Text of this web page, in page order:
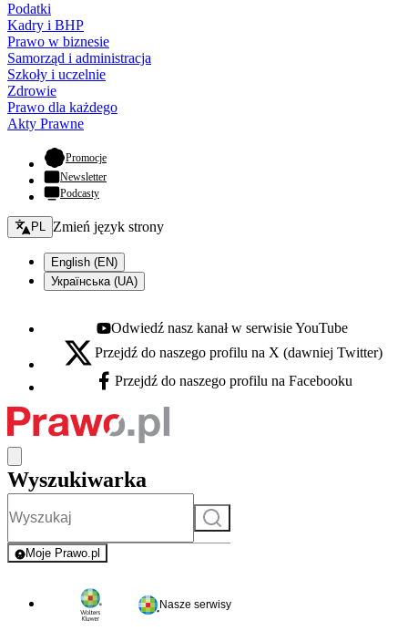
Podatki
Kadry i BHP
Prawo w biznesie
Samorząd i administracja
Szkoły i uczelnie
Zdrowie
Prawo dla każdego
Akty Prawne
Promocje- otwiera się w nowej karcie
Newsletter
Podcasty
Zmień język - bieżący:
PL Zmień język strony
English (EN)
Українська (UA)
Youtube - otwiera się w nowej karcie
Odwiedź nasz kanał w serwisie YouTube
X - otwiera się w nowej karcie
Przejdź do naszego profilu na X (dawniej Twitter)
Facebook - otwiera się w nowej karcie
Przejdź do naszego profilu na Facebooku
Wyszukiwarka
Szukaj
Moje Prawo.pl
- rejestracja i logowanie do serwisu
Nasze serwisy